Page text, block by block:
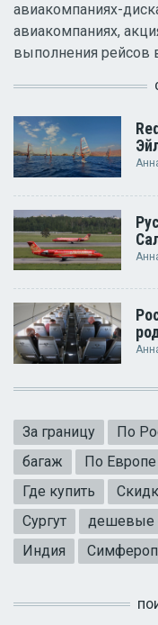
авиакомпаниях-
авиакомпаниях,
выполнения рейсов
За границу По
багаж
По Европе
Где купить
Сургут
дешевые
Индия